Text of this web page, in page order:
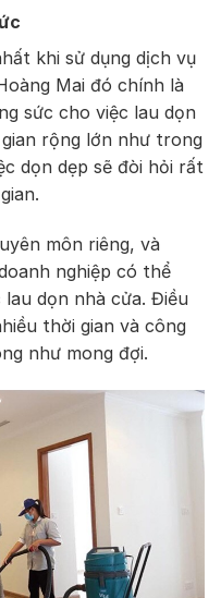
khi sử dụng dịch vụ
Mai đó chính là
sức cho việc lau dọn
rộng lớn như trong
dọn dẹp sẽ đòi hỏi rất
môn riêng, và
nghiệp có thể
dọn nhà cửa. Điều
thời gian và công
như mong đợi.